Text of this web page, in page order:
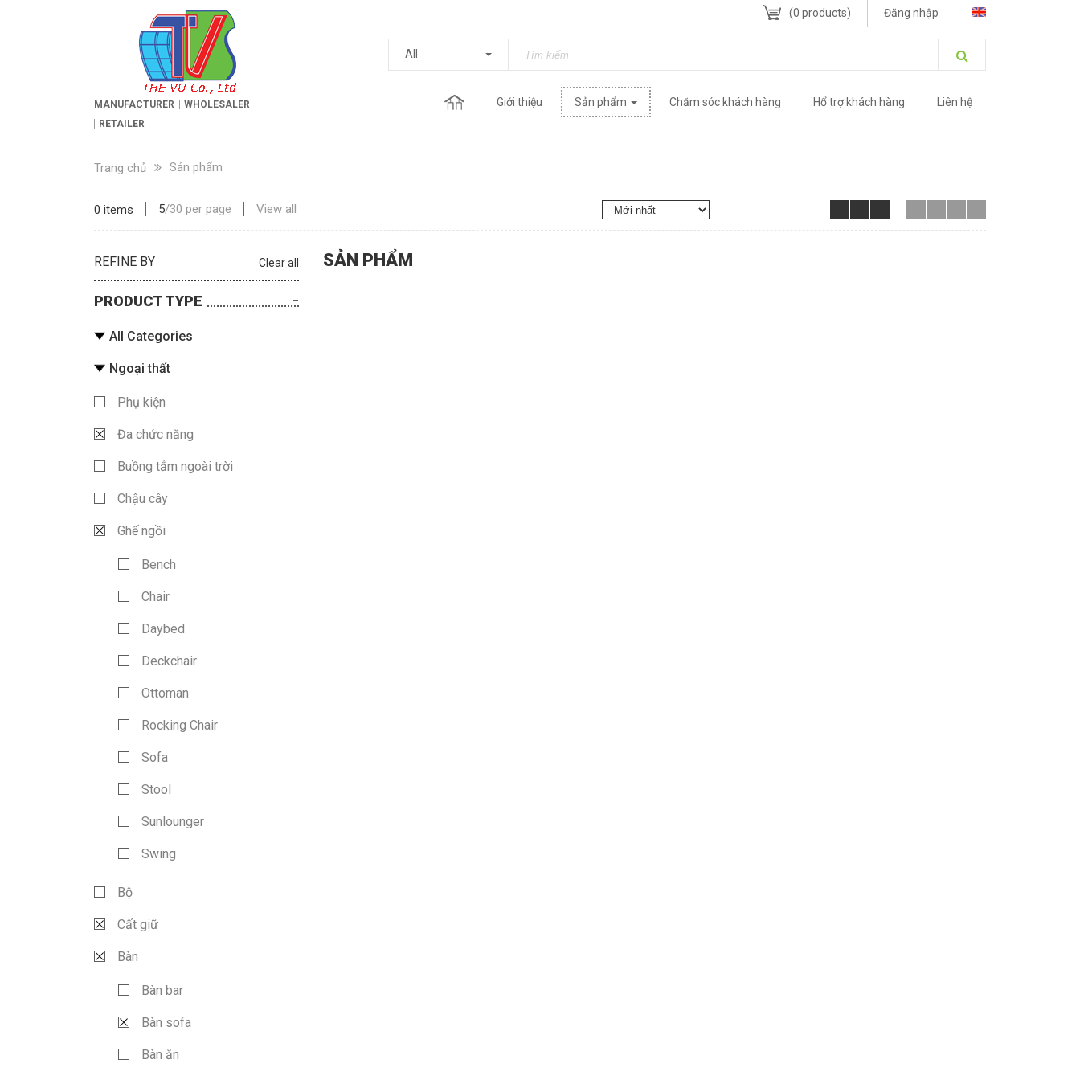
MANUFACTURER
WHOLESALER
RETAILER
(0 products) Đăng nhập
All
Giới thiệu Sản phẩm Chăm sóc khách hàng Hổ trợ khách hàng Liên hệ
Trang chủ Sản phẩm
REFINE BY Clear all
PRODUCT TYPE
All Categories
Ngoại thất
Phụ kiện
Đa chức năng
Buồng tắm ngoài trời
Chậu cây
Ghế ngồi
Bench
Chair
Daybed
Deckchair
Ottoman
Rocking Chair
Sofa
Stool
Sunlounger
Swing
Bộ
Cất giữ
Bàn
Bàn bar
Bàn sofa
Bàn ăn
0 items 5/30 per page View all
SẢN PHẨM